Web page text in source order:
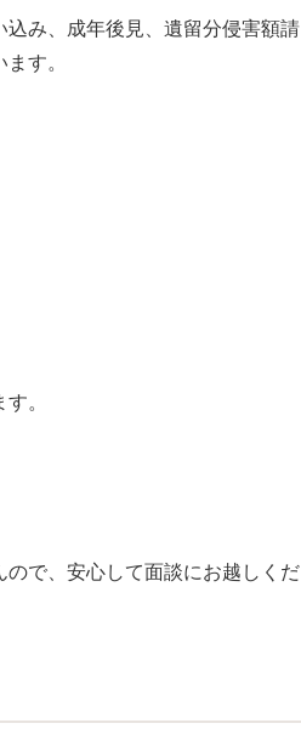
み、成年後見、遺留分侵害額請
す。
。
で、安心して面談にお越しくだ